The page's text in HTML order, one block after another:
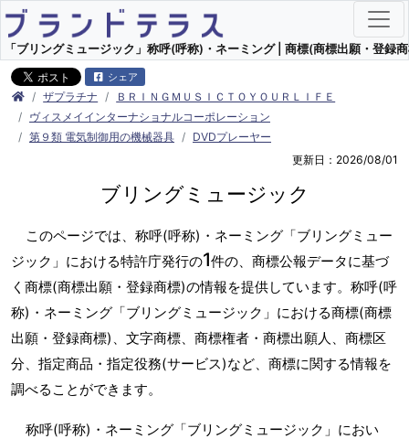
「ブリングミュージック」称呼(呼称)・ネーミング | 商標(商標出願・登録
シェア
ザプラチナ
ＢＲＩＮＧＭＵＳＩＣＴＯＹＯＵＲＬＩＦＥ
ヴィスメイインターナショナルコーポレーション
第９類 電気制御用の機械器具
DVDプレーヤー
更新日：2026/08/01
ブリングミュージック
このページでは、称呼(呼称)・ネーミング「ブリングミュー
ジック」における特許庁発行の1件の、商標公報データに基づ
く商標(商標出願・登録商標)の情報を提供しています。称呼(呼
称)・ネーミング「ブリングミュージック」における商標(商標
出願・登録商標)、文字商標、商標権者・商標出願人、商標区
分、指定商品・指定役務(サービス)など、商標に関する情報を
調べることができます。
称呼(呼称)・ネーミング「ブリングミュージック」におい